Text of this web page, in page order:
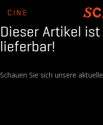
CINE
Dieser Artikel
lieferbar!
Schauen Sie sich unsere